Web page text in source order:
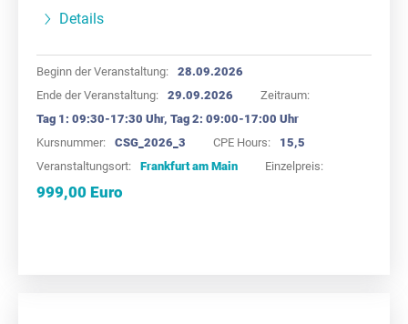
Details
Beginn der Veranstaltung:
28.09.2026
Ende der Veranstaltung:
29.09.2026
Zeitraum:
Tag 1: 09:30-17:30 Uhr, Tag 2: 09:00-17:00 Uhr
Kursnummer:
CSG_2026_3 CPE Hours:
15,5
Veranstaltungsort:
Frankfurt am Main Einzelpreis:
999,00 Euro